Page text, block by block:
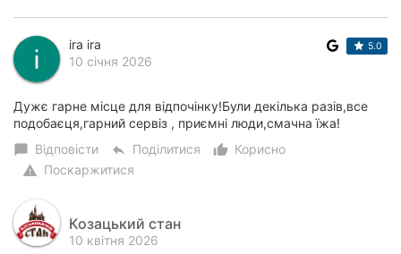
ira ira
10 січня 2026
5.0
Дужє гарне місце для відпочінку!Були декілька разів,все
подобаєця,гарний сервіз , приємні люди,смачна їжа!
chat_bubble Відповісти reply Поділитися thumb_up_alt
Корисно
warning Поскаржитися
Козацький стан
10 квітня 2026